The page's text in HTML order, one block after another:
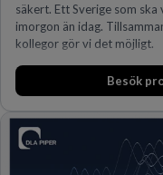
säkert. Ett Sverige som
imorgon än idag.
kollegor gör vi det möjligt.
Besök